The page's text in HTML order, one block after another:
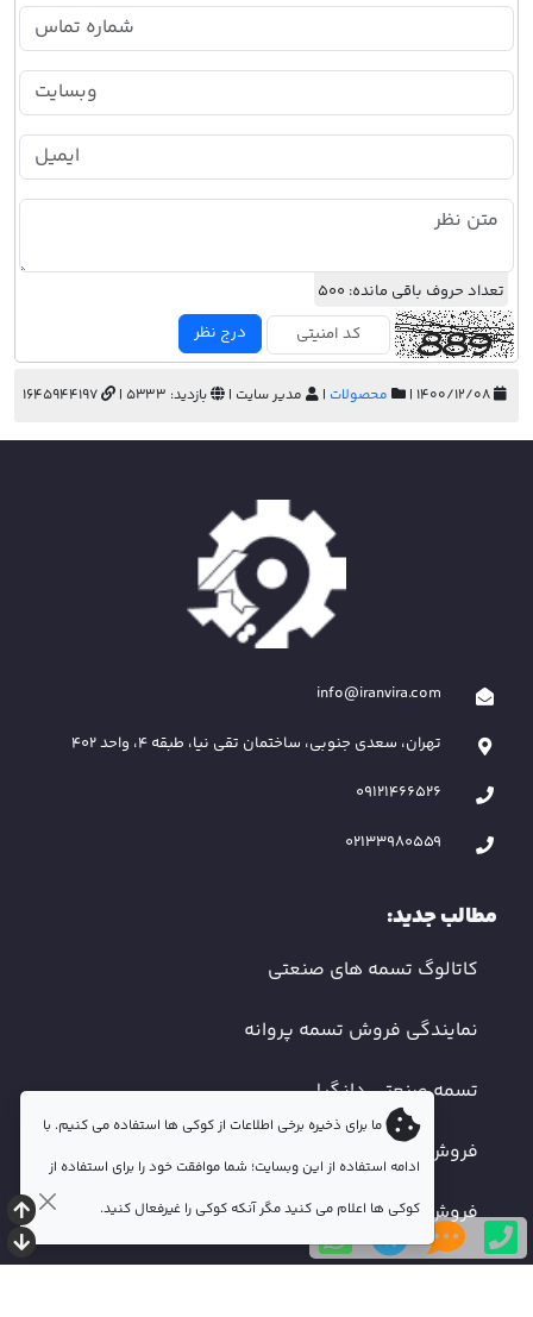
تعداد حروف باقی مانده: 500
درج نظر
محصولات | مدیر سایت | بازدید: 5333 | 1645944197
info@iranvira.com
تهران، سعدی جنوبی، ساختمان تقی نیا، طبقه 4، واحد 402
09121466526
02133980559
مطالب جدید:
کاتالوگ تسمه های صنعتی
نمایندگی فروش تسمه پروانه
تسمه صنعتی دانگیل
فروش تسمه دندانه دار
فروش تسمه صنعتی اصفهان
ما برای ذخیره برخی اطلاعات از کوکی ها استفاده می کنیم. با
ادامه استفاده از این وبسایت؛ شما موافقت خود را برای استفاده از
کوکی ها اعلام می کنید مگر آنکه کوکی را غیرفعال کنید.